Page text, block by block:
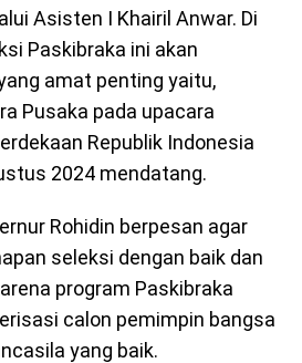
Asisten I Khairil Anwar. Di
Paskibraka ini akan
amat penting yaitu,
Pusaka pada upacara
Republik Indonesia
2024 mendatang.
Rohidin berpesan agar
seleksi dengan baik dan
program Paskibraka
calon pemimpin bangsa
yang baik.